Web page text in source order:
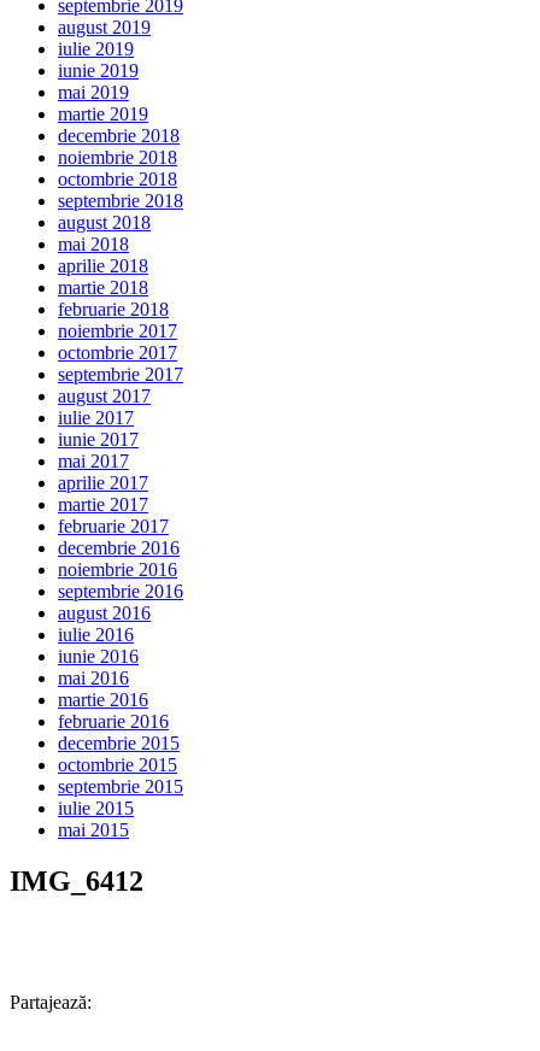
septembrie 2019
august 2019
iulie 2019
iunie 2019
mai 2019
martie 2019
decembrie 2018
noiembrie 2018
octombrie 2018
septembrie 2018
august 2018
mai 2018
aprilie 2018
martie 2018
februarie 2018
noiembrie 2017
octombrie 2017
septembrie 2017
august 2017
iulie 2017
iunie 2017
mai 2017
aprilie 2017
martie 2017
februarie 2017
decembrie 2016
noiembrie 2016
septembrie 2016
august 2016
iulie 2016
iunie 2016
mai 2016
martie 2016
februarie 2016
decembrie 2015
octombrie 2015
septembrie 2015
iulie 2015
mai 2015
IMG_6412
Partajează: